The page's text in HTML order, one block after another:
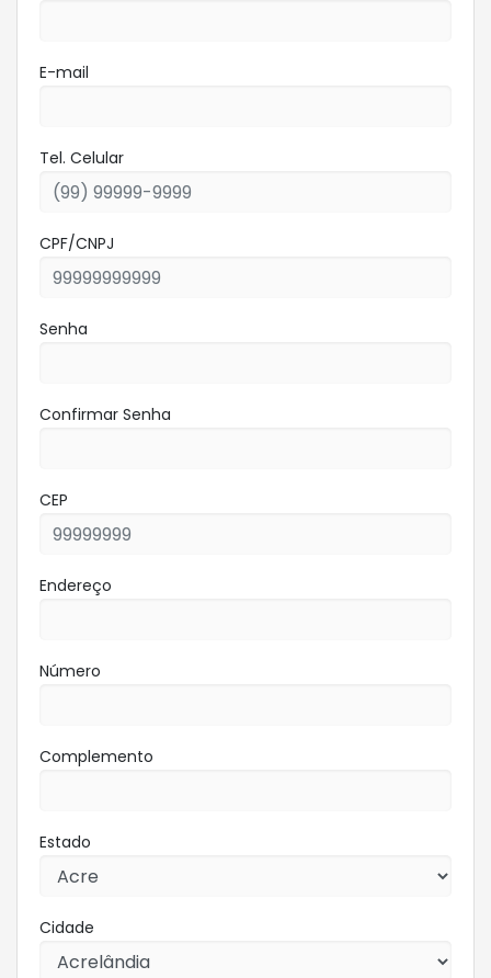
E-mail
Tel. Celular
CPF/CNPJ
Senha
Confirmar Senha
CEP
Endereço
Número
Complemento
Estado
Cidade